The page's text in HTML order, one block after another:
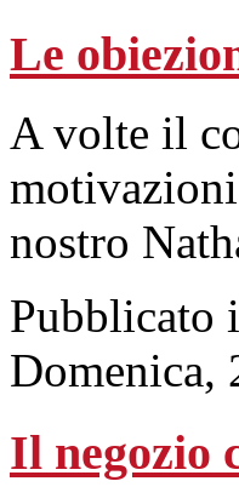
Le
A volte il
motivazioni
nostro
Pubblicato
Domenica,
Il negozio